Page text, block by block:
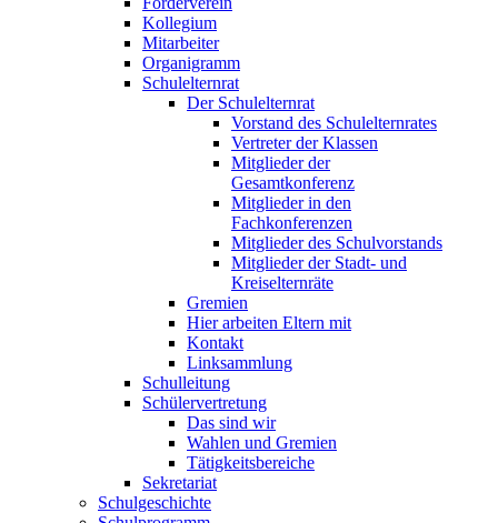
Kollegium
Mitarbeiter
Organigramm
Schulelternrat
Der Schulelternrat
Vorstand des Schulelternrates
Vertreter der Klassen
Mitglieder der
Gesamtkonferenz
Mitglieder in den
Fachkonferenzen
Mitglieder des Schulvorstands
Mitglieder der Stadt- und
Kreiselternräte
Gremien
Hier arbeiten Eltern mit
Kontakt
Linksammlung
Schulleitung
Schülervertretung
Das sind wir
Wahlen und Gremien
Tätigkeitsbereiche
Sekretariat
Schulgeschichte